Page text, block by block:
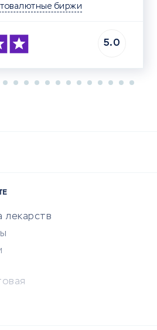
биржи
5.0
лекарств